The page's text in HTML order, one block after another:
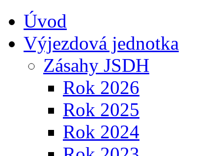
Úvod
Výjezdová jednotka
Zásahy JSDH
Rok 2026
Rok 2025
Rok 2024